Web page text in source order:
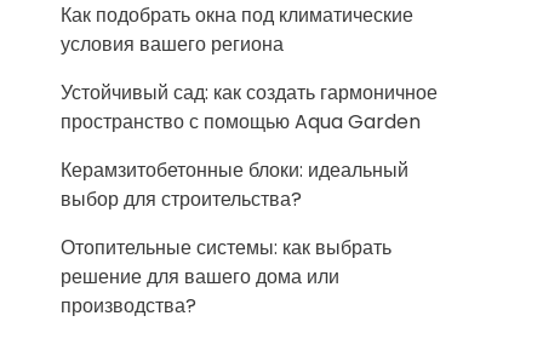
Как подобрать окна под климатические
условия вашего региона
Устойчивый сад: как создать гармоничное
пространство с помощью Aqua Garden
Керамзитобетонные блоки: идеальный
выбор для строительства?
Отопительные системы: как выбрать
решение для вашего дома или
производства?